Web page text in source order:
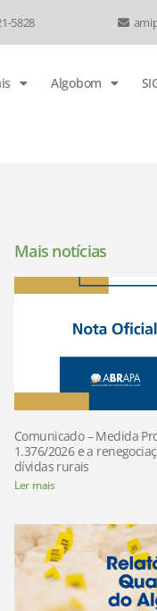
5828
Algobom
Mais notícias
Comunicado – Medida
1.376/2026 e a
dívidas rurais
Ler mais